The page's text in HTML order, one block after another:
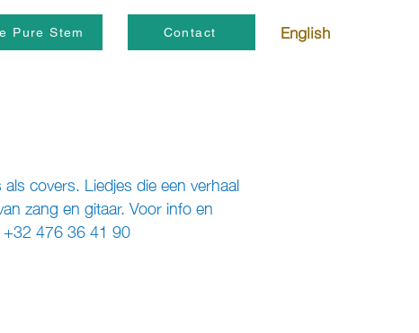
Pure Stem Contact English
covers. Liedjes die een verhaal
zang en gitaar. Voor info en
476 36 41 90